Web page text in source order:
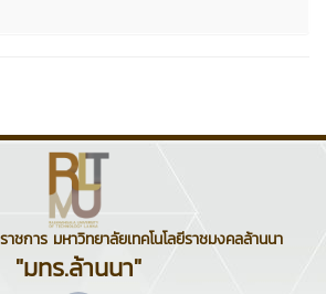
ชการ มหาวิทยาลัยเทคโนโลยีราชมงคลล้านนา
"มทร.ล้านนา"